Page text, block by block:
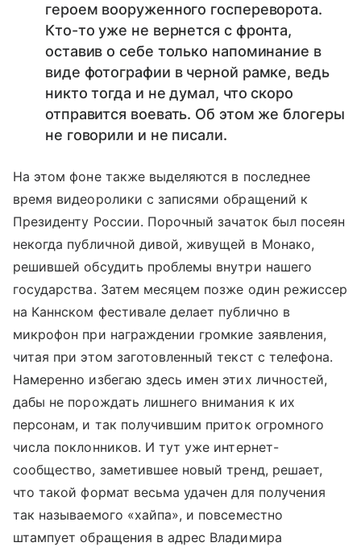
героем вооруженного госпереворота.
Кто-то уже не вернется с фронта,
оставив о себе только напоминание в
виде фотографии в черной рамке, ведь
никто тогда и не думал, что скоро
отправится воевать. Об этом же блогеры
не говорили и не писали.
На этом фоне также выделяются в последнее
время видеоролики с записями обращений к
Президенту России. Порочный зачаток был посеян
некогда публичной дивой, живущей в Монако,
решившей обсудить проблемы внутри нашего
государства. Затем месяцем позже один режиссер
на Каннском фестивале делает публично в
микрофон при награждении громкие заявления,
читая при этом заготовленный текст с телефона.
Намеренно избегаю здесь имен этих личностей,
дабы не порождать лишнего внимания к их
персонам, и так получившим приток огромного
числа поклонников. И тут уже интернет-
сообщество, заметившее новый тренд, решает,
что такой формат весьма удачен для получения
так называемого «хайпа», и повсеместно
штампует обращения в адрес Владимира